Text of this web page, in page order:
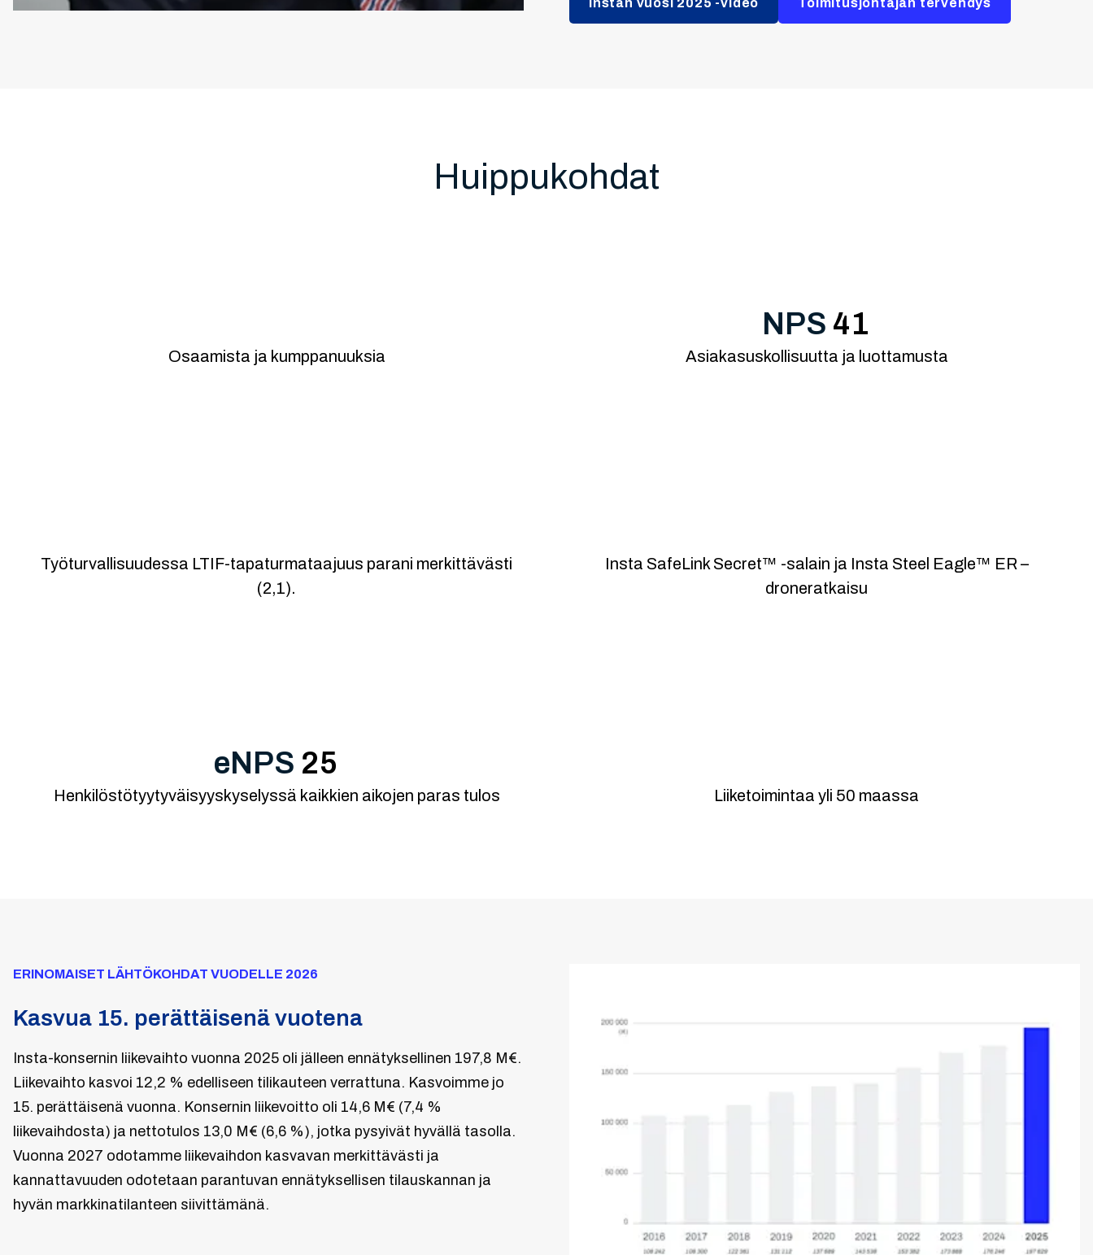
Instan vuosi 2025 -video Toimitusjohtajan tervehdys
Huippukohdat
Osaamista ja kumppanuuksia
NPS 41
Asiakasuskollisuutta ja luottamusta
Työturvallisuudessa LTIF-tapaturmataajuus parani merkittävästi
(2,1).
Insta SafeLink Secret™ -salain ja Insta Steel Eagle™ ER –
droneratkaisu
eNPS 25
Henkilöstötyytyväisyyskyselyssä kaikkien aikojen paras tulos Liiketoimintaa yli 50 maassa
ERINOMAISET LÄHTÖKOHDAT VUODELLE 2026
Kasvua 15. perättäisenä vuotena
Insta-konsernin liikevaihto vuonna 2025 oli jälleen ennätyksellinen 197,8 M€.
Liikevaihto kasvoi 12,2 % edelliseen tilikauteen verrattuna. Kasvoimme jo
15. perättäisenä vuonna. Konsernin liikevoitto oli 14,6 M€ (7,4 %
liikevaihdosta) ja nettotulos 13,0 M€ (6,6 %), jotka pysyivät hyvällä tasolla.
Vuonna 2027 odotamme liikevaihdon kasvavan merkittävästi ja
kannattavuuden odotetaan parantuvan ennätyksellisen tilauskannan ja
hyvän markkinatilanteen siivittämänä.